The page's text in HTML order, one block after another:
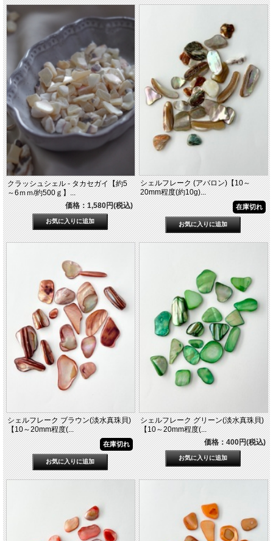
クラッシュシェル - タカセガイ【約5
～6ｍｍ/約500ｇ】...
価格：1,580円(税込)
シェルフレーク (アバロン)【10～
20mm程度(約10g)...
在庫切れ
シェルフレーク ブラウン(淡水真珠貝)
【10～20mm程度(...
在庫切れ
シェルフレーク グリーン(淡水真珠貝)
【10～20mm程度(...
価格：400円(税込)